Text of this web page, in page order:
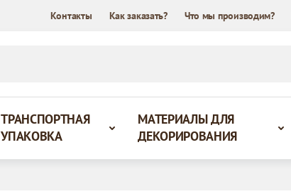
Контакты Как заказать? Что мы производим?
ТРАНСПОРТНАЯ
УПАКОВКА
МАТЕРИАЛЫ ДЛЯ
ДЕКОРИРОВАНИЯ